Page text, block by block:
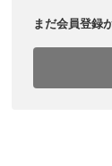
まだ会員登録